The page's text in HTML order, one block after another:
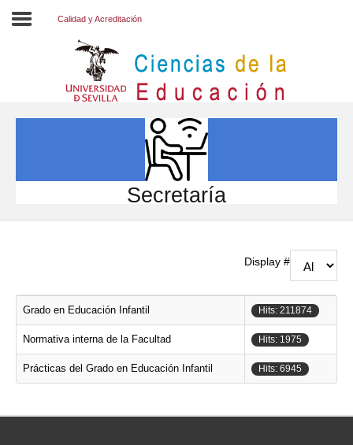
INVESTIGACIÓN
Calidad y Acreditación
Secretaría
Display #
Grado en Educación Infantil Hits: 211874
Normativa interna de la Facultad Hits: 1975
Prácticas del Grado en Educación Infantil Hits: 6945